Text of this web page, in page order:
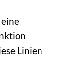
Linien